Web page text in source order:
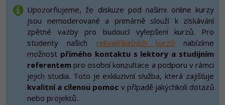
Datová analýza v praxi
Základy programování
Objektové programování - OOP
Umělá inteligence
HTML5, CSS3, Bootstrap, SEO
Školení dle technologií
C# .NET
Java
PHP
Senior programátor
Front-end developer
Vývojář mobilních aplikací
Specialista na AI a bigdata
Jak začít?
Java -80%
C#.NET -80%
Python -80%
JavaScript
Upozorňujeme, že diskuze pod našimi online kurzy
jsou nemoderované a primárně slouží k získávání
zpětné vazby pro budoucí vylepšení kurzů. Pro
studenty našich rekvalifikačních kurzů nabízíme
možnost přímého kontaktu s lektory a studijním
referentem pro osobní konzultace a podporu v rámci
jejich studia. Toto je exkluzivní služba, která zajišťuje
kvalitní a cílenou pomoc v případě jakýchkoli dotazů
nebo projektů.